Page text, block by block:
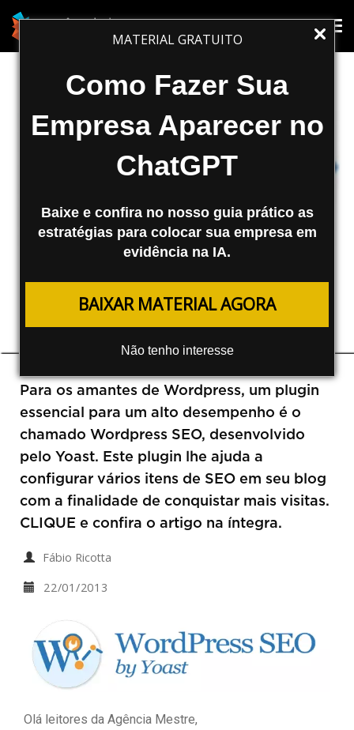
MATERIAL GRATUITO
Como Fazer Sua
Empresa Aparecer no
ChatGPT
Baixe e confira no nosso guia prático as
estratégias para colocar sua empresa em
evidência na IA.
BAIXAR MATERIAL AGORA
Não tenho interesse
Turbinando o seu WordPress com o
WordPress SEO e o Video SEO
Para os amantes de Wordpress, um plugin
essencial para um alto desempenho é o
chamado Wordpress SEO, desenvolvido
pelo Yoast. Este plugin lhe ajuda a
configurar vários itens de SEO em seu blog
com a finalidade de conquistar mais visitas.
CLIQUE e confira o artigo na íntegra.
Fábio Ricotta
22/01/2013
Olá leitores da Agência Mestre,